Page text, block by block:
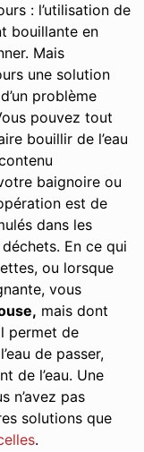
: l’utilisation de
bouillante en
Mais
une solution
problème
pouvez tout
bouillir de l’eau
baignoire ou
est de
dans les
En ce qui
ou lorsque
vous
mais dont
permet de
de passer,
de l’eau. Une
n’avez pas
solutions que
.